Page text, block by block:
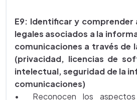
E9: Identificar y
legales asociados a la
comunicaciones a través de
(privacidad, licencias de
intelectual, seguridad de la
comunicaciones)
• Reconocen los